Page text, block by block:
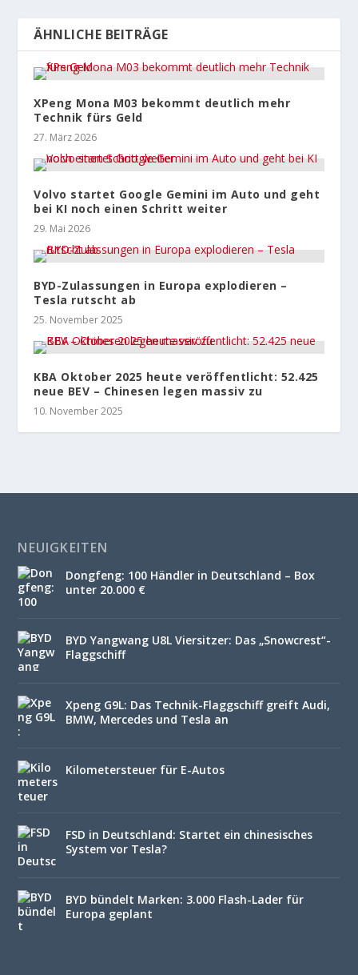
ÄHNLICHE BEITRÄGE
XPeng Mona M03 bekommt deutlich mehr
Technik fürs Geld
27. März 2026
Volvo startet Google Gemini im Auto und geht
bei KI noch einen Schritt weiter
29. Mai 2026
BYD-Zulassungen in Europa explodieren –
Tesla rutscht ab
25. November 2025
KBA Oktober 2025 heute veröffentlicht: 52.425
neue BEV – Chinesen legen massiv zu
10. November 2025
NEUIGKEITEN
Dongfeng: 100 Händler in Deutschland – Box
unter 20.000 €
BYD Yangwang U8L Viersitzer: Das „Snowcrest“-
Flaggschiff
Xpeng G9L: Das Technik-Flaggschiff greift Audi,
BMW, Mercedes und Tesla an
Kilometersteuer für E-Autos
FSD in Deutschland: Startet ein chinesisches
System vor Tesla?
BYD bündelt Marken: 3.000 Flash-Lader für
Europa geplant